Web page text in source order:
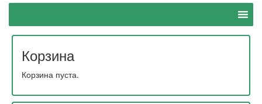
Корзина
Корзина пуста.